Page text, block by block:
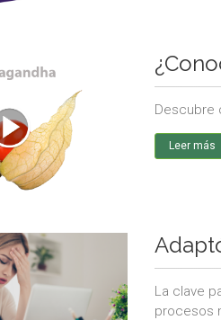
Descubre
Leer más
La clave
procesos